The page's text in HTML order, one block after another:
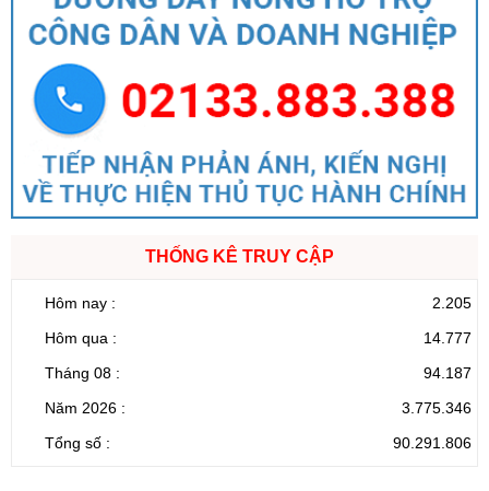
THỐNG KÊ TRUY CẬP
Hôm nay :
2.205
Hôm qua :
14.777
Tháng 08 :
94.187
Năm 2026 :
3.775.346
Tổng số :
90.291.806